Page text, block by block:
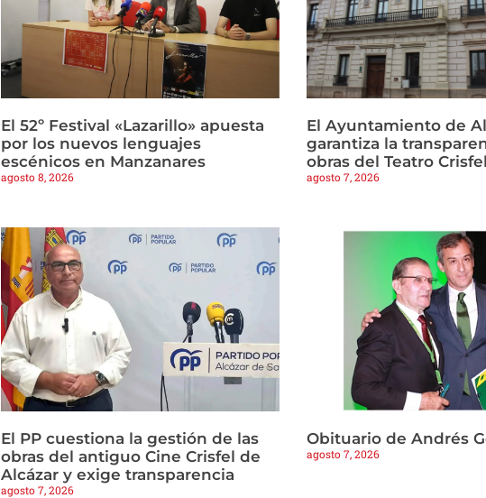
El 52º Festival «Lazarillo» apuesta
por los nuevos lenguajes
escénicos en Manzanares
agosto 8, 2026
El Ayuntamiento de
garantiza la
obras del Teatro
agosto 7, 2026
El PP cuestiona la gestión de las
obras del antiguo Cine Crisfel de
Alcázar y exige transparencia
agosto 7, 2026
Obituario de Andrés
agosto 7, 2026